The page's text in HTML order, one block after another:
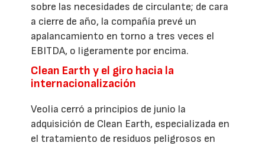
sobre las necesidades de circulante; de cara
a cierre de año, la compañía prevé un
apalancamiento en torno a tres veces el
EBITDA, o ligeramente por encima.
Clean Earth y el giro hacia la
internacionalización
Veolia cerró a principios de junio la
adquisición de Clean Earth, especializada en
el tratamiento de residuos peligrosos en